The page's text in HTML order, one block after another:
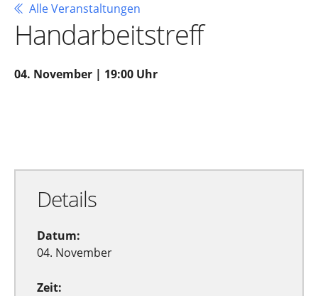
Alle Veranstaltungen
Handarbeitstreff
04. November | 19:00 Uhr
Details
Datum:
04. November
Zeit: